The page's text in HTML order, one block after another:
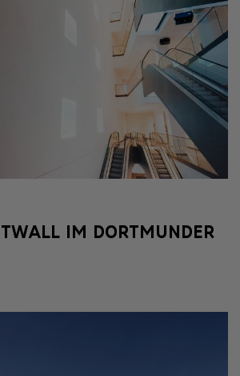
IM DORTMUNDER